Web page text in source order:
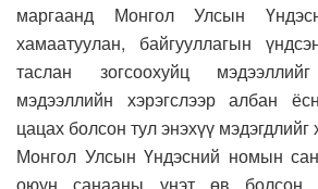
маргаанд Монгол Улсын
хамаатуулан, байгууллагын
таслан зогсоохуйц
мэдээллийн хэрэгслээр албан
цацах болсон тул энэхүү
Монгол Улсын Үндэсний номын
оюун санааны үнэт өв болсон